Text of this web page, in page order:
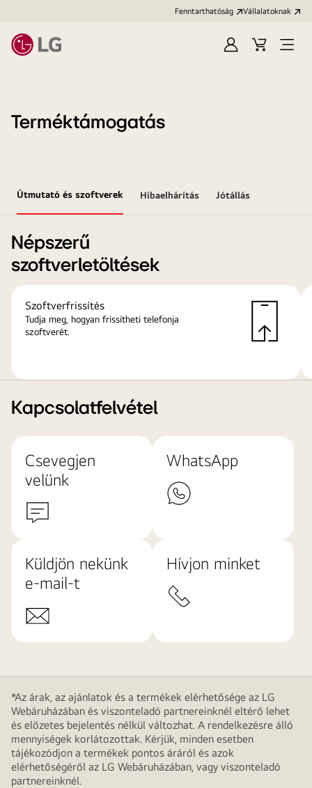
Fenntarthatóság Vállalatoknak
Bejelentkezés
KosárMenü
Terméktámogatás
Útmutató és szoftverek Hibaelhárítás Jótállás
Népszerű
szoftverletöltések
Szoftverfrissítés
Tudja meg, hogyan frissítheti telefonja
szoftverét.
Kapcsolatfelvétel
Csevegjen
velünk
WhatsApp
Küldjön nekünk
e-mail-t
Hívjon minket
*Az árak, az ajánlatok és a termékek elérhetősége az LG
Webáruházában és viszonteladó partnereinknél eltérő lehet
és előzetes bejelentés nélkül változhat. A rendelkezésre álló
mennyiségek korlátozottak. Kérjük, minden esetben
tájékozódjon a termékek pontos áráról és azok
elérhetőségéről az LG Webáruházában, vagy viszonteladó
partnereinknél.